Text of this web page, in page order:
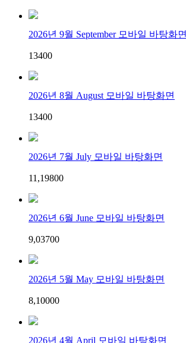
2026년 9월 September 모바일 바탕화면
13400
2026년 8월 August 모바일 바탕화면
13400
2026년 7월 July 모바일 바탕화면
11,19800
2026년 6월 June 모바일 바탕화면
9,03700
2026년 5월 May 모바일 바탕화면
8,10000
2026년 4월 April 모바일 바탕화면